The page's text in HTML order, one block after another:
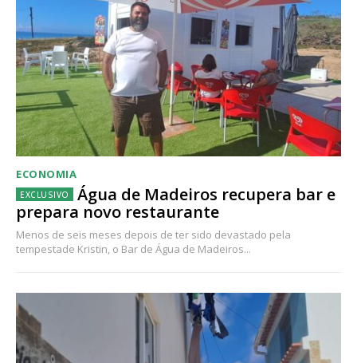
ECONOMIA
Água de Madeiros recupera bar e
prepara novo restaurante
Menos de seis meses depois de ter sido devastado pela
tempestade Kristin, o Bar de Água de Madeiros...